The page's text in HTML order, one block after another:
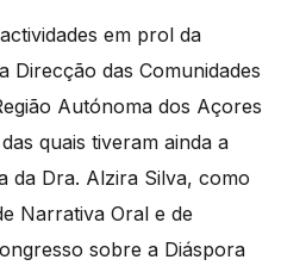
em prol da
Direcção das Comunidades
Autónoma dos Açores
quais tiveram ainda a
da Dra. Alzira Silva, como
Narrativa Oral e de
sobre a Diáspora